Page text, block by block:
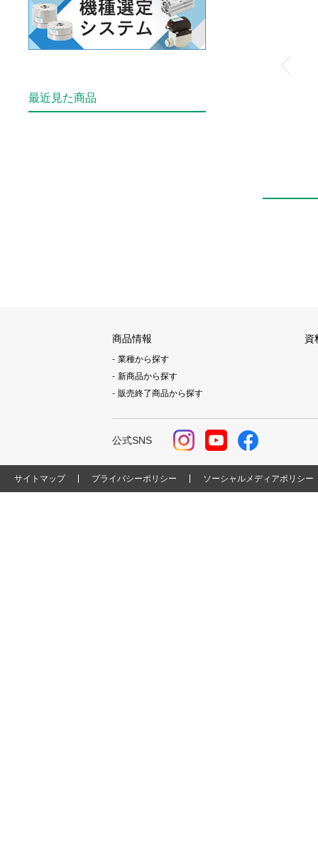
最近見た商品
商品情報
業種から探す
新商品から探す
販売終了商品から探す
資
公式SNS
サイトマップ プライバシーポリシー ソーシャルメディアポリシー